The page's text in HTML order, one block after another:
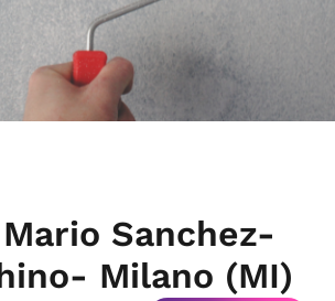
Sanchez-
Milano (MI)